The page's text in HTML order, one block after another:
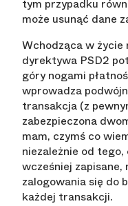
tym przypadku
może usunąć dane
Wchodząca w życie
dyrektywa PSD2
góry nogami
wprowadza
transakcja (z
zabezpieczona
mam, czymś co
niezależnie od
wcześniej
zalogowania się do
każdej transakcji.